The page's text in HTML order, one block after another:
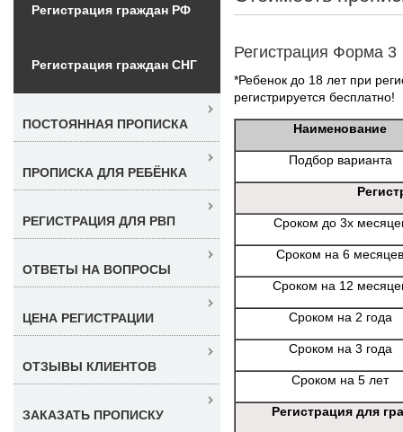
Регистрация Форма 3
*Ребенок до 18 лет при
регистрируется бесплатно!
Наименование
Подбор варианта
Сроком до 3х
Сроком на 6 месяцев
Сроком на 12
Сроком на 2 года
Сроком на 3 года
Сроком на 5 лет
Регистрация для
Регистрация граждан РФ
Регистрация граждан СНГ
ПОСТОЯННАЯ ПРОПИСКА
ПРОПИСКА ДЛЯ РЕБЁНКА
РЕГИСТРАЦИЯ ДЛЯ РВП
ОТВЕТЫ НА ВОПРОСЫ
ЦЕНА РЕГИСТРАЦИИ
ОТЗЫВЫ КЛИЕНТОВ
ЗАКАЗАТЬ ПРОПИСКУ